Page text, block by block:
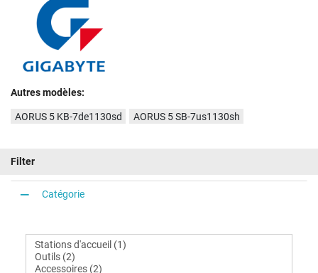
Autres modèles:
AORUS 5 KB-7de1130sd AORUS 5 SB-7us1130sh
Filter
Catégorie